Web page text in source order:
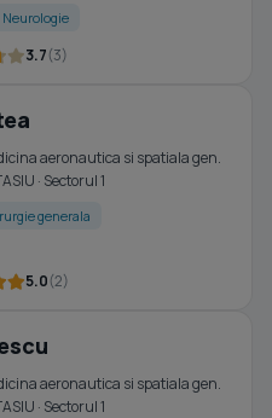
Neurologie
3.7(3)
aeronautica si spatiala gen.
· Sectorul 1
generala
5.0(2)
aeronautica si spatiala gen.
· Sectorul 1